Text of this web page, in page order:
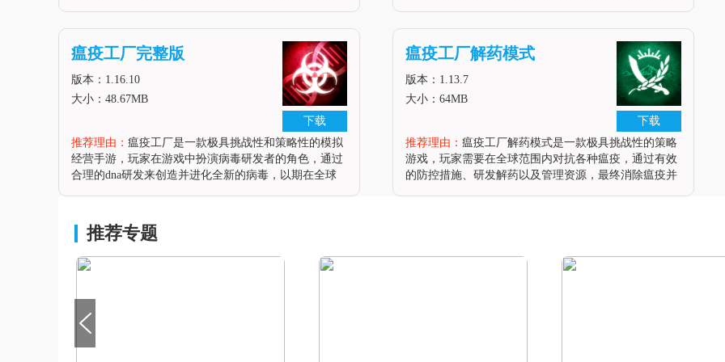
下载
瘟疫工厂完整版
版本：1.16.10
大小：48.67MB
推荐理由： 瘟疫工厂是一款极具挑战性和策略性的模拟
经营手游，玩家在游戏中扮演病毒研发者的角色，通过
合理的dna研发来创造并进化全新的病毒，以期在全球
游戏体验中，展现自己的大局把
下载
瘟疫工厂解药模式
版本：1.13.7
大小：64MB
推荐理由： 瘟疫工厂解药模式是一款极具挑战性的策略
游戏，玩家需要在全球范围内对抗各种瘟疫，通过有效
的防控措施、研发解药以及管理资源，最终消除瘟疫并
推荐专题